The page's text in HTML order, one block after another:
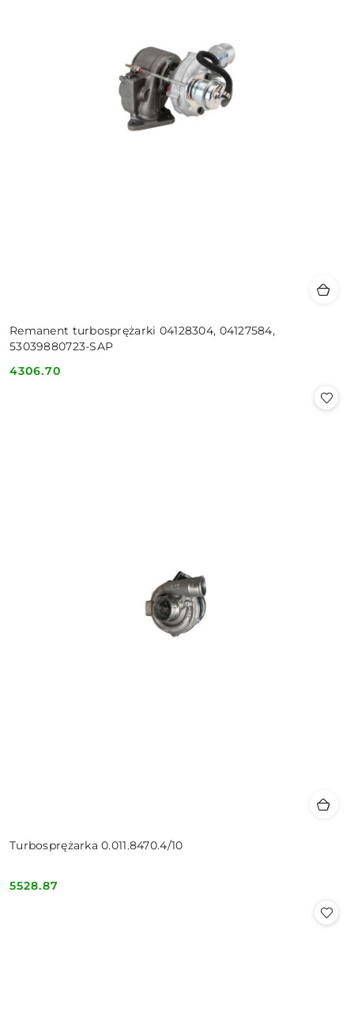
Remanent turbosprężarki 04128304, 04127584,
53039880723-SAP
Cena:
4306.70
Turbosprężarka 0.011.8470.4/10
Cena:
5528.87